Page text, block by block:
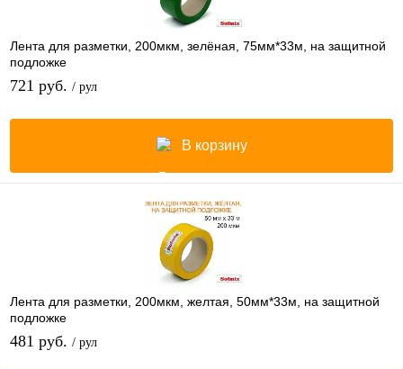
Лента для разметки, 200мкм, зелёная, 75мм*33м, на защитной
подложке
721 руб. / рул
В корзину
Лента для разметки, 200мкм, желтая, 50мм*33м, на защитной
подложке
481 руб. / рул